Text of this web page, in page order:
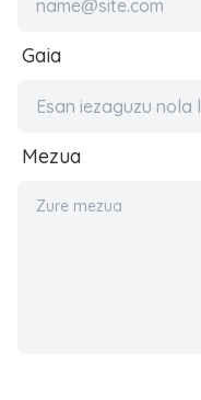
Gaia
Mezua